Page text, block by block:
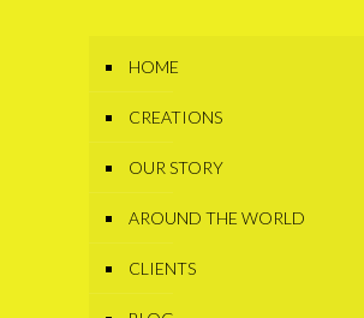
HOME
CREATIONS
OUR STORY
AROUND THE WORLD
CLIENTS